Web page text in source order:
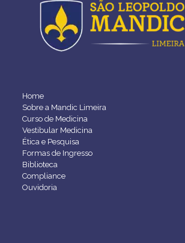
Home
Sobre a Mandic Limeira
Curso de Medicina
Vestibular Medicina
Ética e Pesquisa
Formas de Ingresso
Biblioteca
Compliance
Ouvidoria